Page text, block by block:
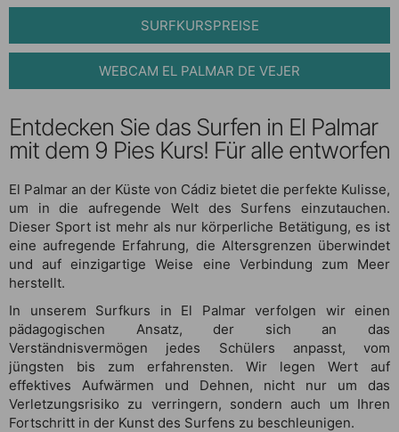
SURFKURSPREISE
WEBCAM EL PALMAR DE VEJER
Entdecken Sie das Surfen in El Palmar
mit dem 9 Pies Kurs! Für alle entworfen
El Palmar an der Küste von Cádiz bietet die perfekte Kulisse,
um in die aufregende Welt des Surfens einzutauchen.
Dieser Sport ist mehr als nur körperliche Betätigung, es ist
eine aufregende Erfahrung, die Altersgrenzen überwindet
und auf einzigartige Weise eine Verbindung zum Meer
herstellt.
In unserem Surfkurs in El Palmar verfolgen wir einen
pädagogischen Ansatz, der sich an das
Verständnisvermögen jedes Schülers anpasst, vom
jüngsten bis zum erfahrensten. Wir legen Wert auf
effektives Aufwärmen und Dehnen, nicht nur um das
Verletzungsrisiko zu verringern, sondern auch um Ihren
Fortschritt in der Kunst des Surfens zu beschleunigen.